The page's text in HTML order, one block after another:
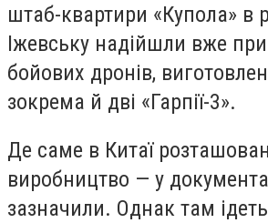
штаб-квартири «Купола» в
Іжевську надійшли вже
бойових дронів,
зокрема й дві «Гарпії-3».
Де саме в Китаї
виробництво — у
зазначили. Однак там